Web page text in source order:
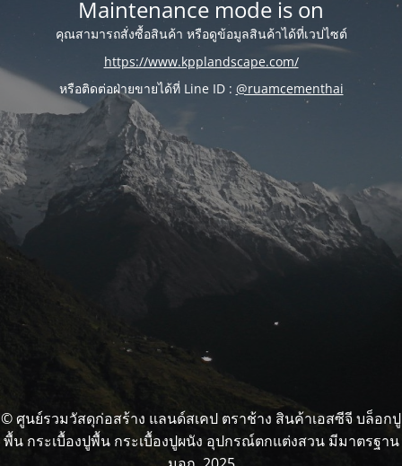
Maintenance mode is on
คุณสามารถสั่งซื้อสินค้า หรือดูข้อมูลสินค้าได้ที่เวปไซต์
https://www.kpplandscape.com/
หรือติดต่อฝ่ายขายได้ที่ Line ID : @ruamcementhai
© ศูนย์รวมวัสดุก่อสร้าง แลนด์สเคป ตราช้าง สินค้าเอสซีจี บล็อกปู
พื้น กระเบื้องปูพื้น กระเบื้องปูผนัง อุปกรณ์ตกแต่งสวน มีมาตรฐาน